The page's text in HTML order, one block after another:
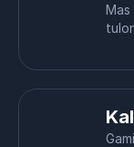
Mas